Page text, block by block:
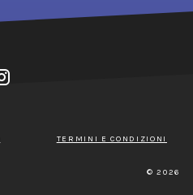
TERMINI E CONDIZIONI
© 2026